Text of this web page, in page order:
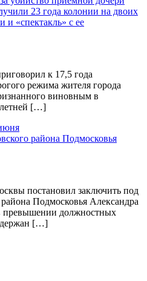
23 года колонии на двоих
и «спектакль» с ее
к 17,5 года
режима жителя города
виновным в
[…]
района Подмосковья
постановил заключить под
Подмосковья Александра
превышении должностных
[…]